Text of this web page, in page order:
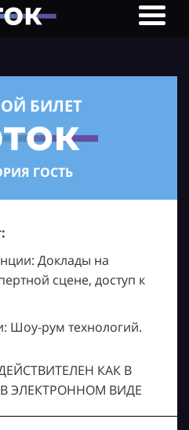
БИЛЕТ
ГОСТЬ
Доклады на
сцене, доступ к
Шоу-рум технологий.
КАК В
ЭЛЕКТРОННОМ ВИДЕ